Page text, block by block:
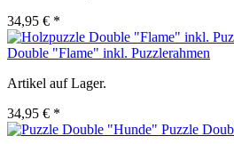
34,95 € *
Double "Flame" inkl. Puzzlerahmen
Artikel auf Lager.
34,95 € *
Puzzle